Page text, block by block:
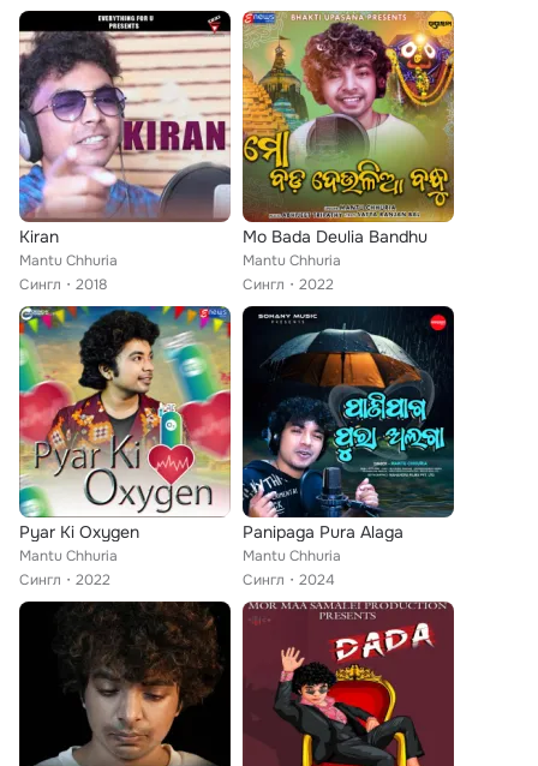
Kiran
Mantu Chhuria
Сингл
2018
Mo Bada Deulia Bandhu
Mantu Chhuria
Сингл
2022
Pyar Ki Oxygen
Mantu Chhuria
Сингл
2022
Panipaga Pura Alaga
Mantu Chhuria
Сингл
2024